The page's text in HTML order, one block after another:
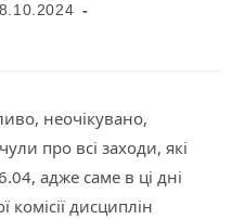
неочікувано,
про всі заходи, які
адже саме в ці дні
дисциплін